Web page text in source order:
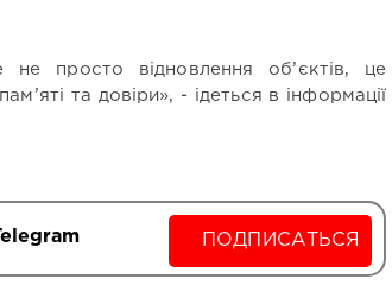
просто відновлення об’єктів, це
та довіри», - ідеться в інформації
ПОДПИСАТЬСЯ